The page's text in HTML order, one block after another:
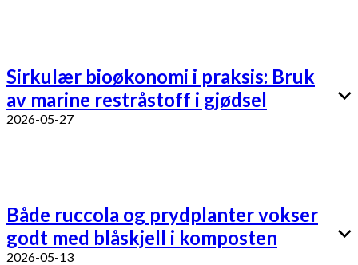
Sirkulær bioøkonomi i praksis: Bruk
av marine restråstoff i gjødsel
2026-05-27
Både ruccola og prydplanter vokser
godt med blåskjell i komposten
2026-05-13